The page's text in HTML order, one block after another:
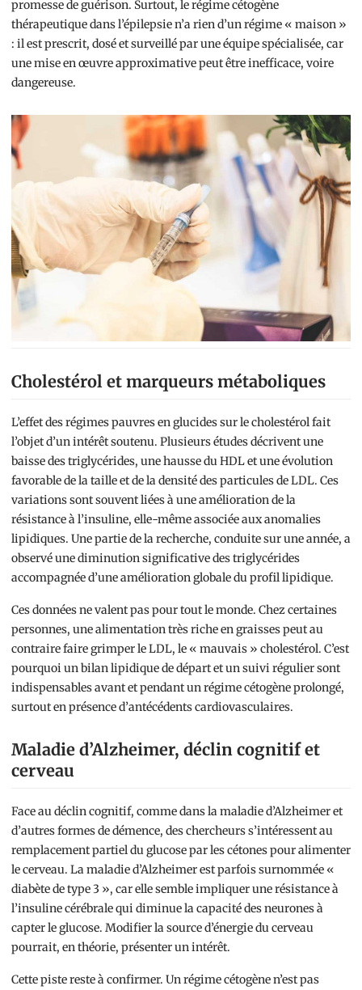
promesse de guérison. Surtout, le régime cétogène
thérapeutique dans l’épilepsie n’a rien d’un régime « maison »
: il est prescrit, dosé et surveillé par une équipe spécialisée, car
une mise en œuvre approximative peut être inefficace, voire
dangereuse.
Cholestérol et marqueurs métaboliques
L’effet des régimes pauvres en glucides sur le cholestérol fait
l’objet d’un intérêt soutenu. Plusieurs études décrivent une
baisse des triglycérides, une hausse du HDL et une évolution
favorable de la taille et de la densité des particules de LDL. Ces
variations sont souvent liées à une amélioration de la
résistance à l’insuline, elle-même associée aux anomalies
lipidiques. Une partie de la recherche, conduite sur une année, a
observé une diminution significative des triglycérides
accompagnée d’une amélioration globale du profil lipidique.
Ces données ne valent pas pour tout le monde. Chez certaines
personnes, une alimentation très riche en graisses peut au
contraire faire grimper le LDL, le « mauvais » cholestérol. C’est
pourquoi un bilan lipidique de départ et un suivi régulier sont
indispensables avant et pendant un régime cétogène prolongé,
surtout en présence d’antécédents cardiovasculaires.
Maladie d’Alzheimer, déclin cognitif et
cerveau
Face au déclin cognitif, comme dans la maladie d’Alzheimer et
d’autres formes de démence, des chercheurs s’intéressent au
remplacement partiel du glucose par les cétones pour alimenter
le cerveau. La maladie d’Alzheimer est parfois surnommée «
diabète de type 3 », car elle semble impliquer une résistance à
l’insuline cérébrale qui diminue la capacité des neurones à
capter le glucose. Modifier la source d’énergie du cerveau
pourrait, en théorie, présenter un intérêt.
Cette piste reste à confirmer. Un régime cétogène n’est pas